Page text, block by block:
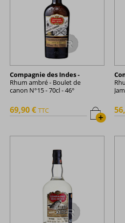
Compagnie des Indes -
Rhum ambré - Boulet de
canon N°15 - 70cl - 46°
+
69,90 € TTC